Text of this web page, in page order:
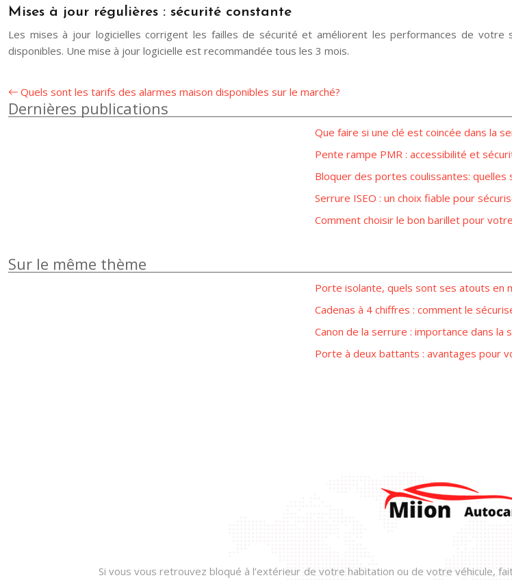
Mises à jour régulières : sécurité constante
Les mises à jour logicielles corrigent les failles de sécurité et améliorent les performances de
disponibles. Une mise à jour logicielle est recommandée tous les 3 mois.
Quels sont les tarifs des alarmes maison disponibles sur le marché?
Dernières publications
Que faire si une clé est coincée dans la
Pente rampe PMR : accessibilité et
Bloquer des portes coulissantes:
Serrure ISEO : un choix fiable pour
Comment choisir le bon barillet pour
Sur le même thème
Porte isolante, quels sont ses atouts en
Cadenas à 4 chiffres : comment le
Canon de la serrure : importance dans la
Porte à deux battants : avantages pour
Si vous vous retrouvez bloqué à l’extérieur de votre habitation ou de votre véhicule,